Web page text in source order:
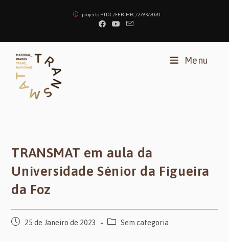
projecto PTDC/FER-HFC/2793/2020
Menu
TRANSMAT em aula da
Universidade Sénior da Figueira
da Foz
Post25 de Janeiro de 2023
PostSem categoria